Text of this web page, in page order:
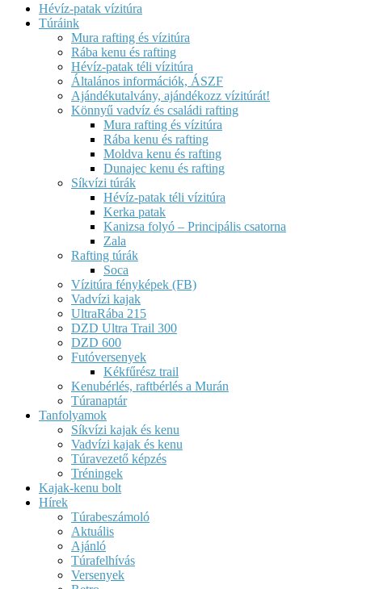
Hévíz-patak vízitúra
Túráink
Mura rafting és vízitúra
Rába kenu és rafting
Hévíz-patak téli vízitúra
Általános információk, ÁSZF
Ajándékutalvány, ajándékozz vízitúrát!
Könnyű vadvíz és családi rafting
Mura rafting és vízitúra
Rába kenu és rafting
Moldva kenu és rafting
Dunajec kenu és rafting
Síkvízi túrák
Hévíz-patak téli vízitúra
Kerka patak
Kanizsa folyó – Principális csatorna
Zala
Rafting túrák
Soca
Vízitúra fényképek (FB)
Vadvízi kajak
UltraRába 215
DZD Ultra Trail 300
DZD 600
Futóversenyek
Kékfűrész trail
Kenubérlés, raftbérlés a Murán
Túranaptár
Tanfolyamok
Síkvízi kajak és kenu
Vadvízi kajak és kenu
Túravezető képzés
Tréningek
Kajak-kenu bolt
Hírek
Túrabeszámoló
Aktuális
Ajánló
Túrafelhívás
Versenyek